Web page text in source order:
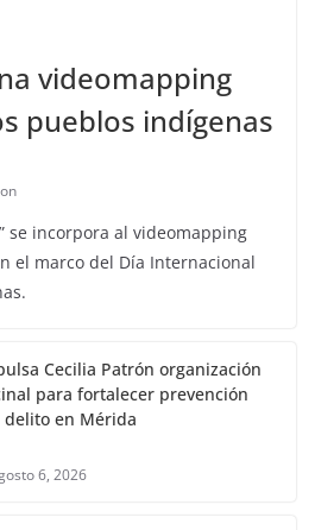
videomapping
pueblos indígenas
se incorpora al videomapping
el marco del Día Internacional
Cecilia Patrón organización
para fortalecer prevención
delito en Mérida
6, 2026